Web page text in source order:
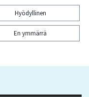
Hyödyllinen
En ymmärrä